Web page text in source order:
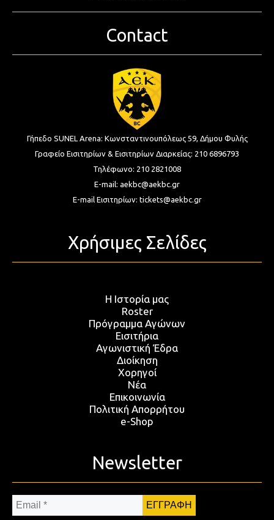
Contact
Γήπεδο SUNEL Arena: Κωνσταντινουπόλεως 59, Δήμου Φυλής
Γραφείο Εισιτηρίων & Εισιτηρίων Διαρκείας: 210 6896793
Τηλέφωνο: 210 2821008
E-mail: aekbc@aekbc.gr
E-mail Εισιτηρίων: tickets@aekbc.gr
Χρήσιμες Σελίδες
Η Ιστορία μας
Roster
Πρόγραμμα Αγώνων
Εισιτήρια
Αγωνιστική Έδρα
Διοίκηση
Χορηγοί
Νέα
Επικοινωνία
Πολιτική Απορρήτου
e-Shop
Newsletter
Email
*